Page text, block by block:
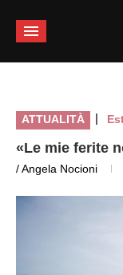
ATTUALITÀ |
«Le mie ferite
/ Angela Nocioni